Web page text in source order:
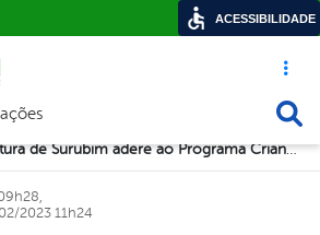
Acesso
de navegação
Prefeitura de Surubim adere ao Programa Criança Alfabetizada
2023 11h24
ACESSIBILIDADE